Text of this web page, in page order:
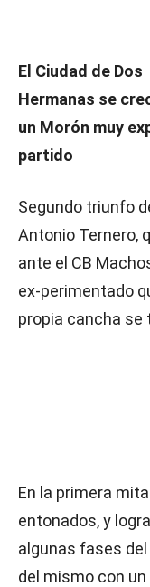
El Ciudad de Dos
Hermanas se
un Morón muy
partido
Segundo triunfo
Antonio Ternero,
ante el CB
ex-perimentado
propia cancha se
En la primera
entonados, y
algunas fases
del mismo con